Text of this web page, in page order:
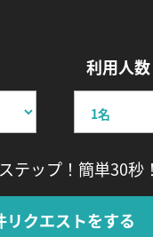
利用人数
テップ！簡単30秒！
リクエストをする